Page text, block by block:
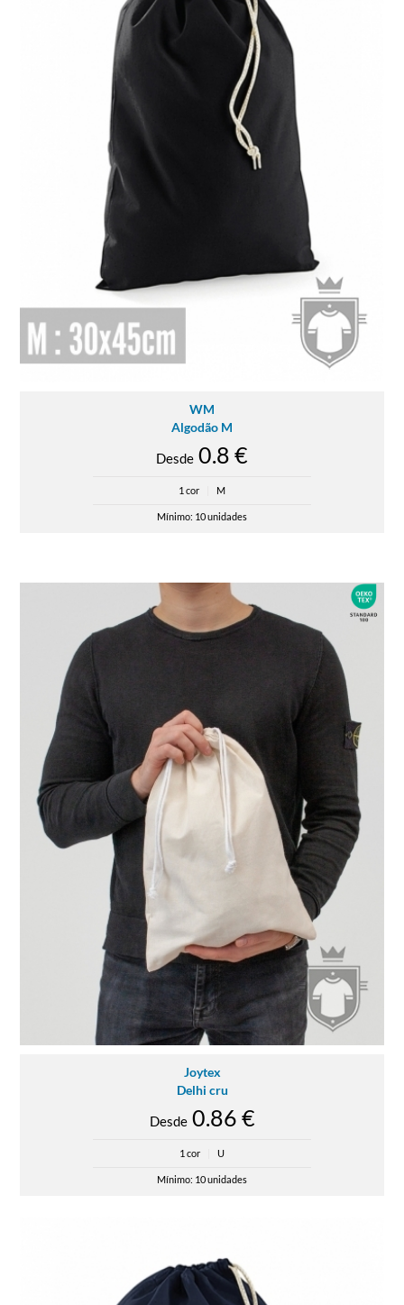
WM
Algodão M
Desde 0.8 €
1 cor M
Mínimo: 10 unidades
Joytex
Delhi cru
Desde0.86 €
1 cor U
Mínimo: 10 unidades